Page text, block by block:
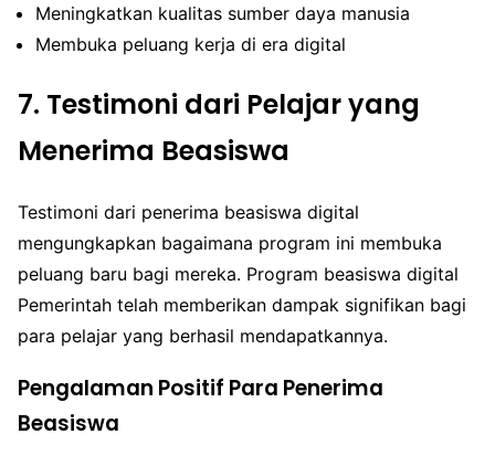
Meningkatkan kualitas sumber daya manusia
Membuka peluang kerja di era digital
7. Testimoni dari Pelajar yang
Menerima Beasiswa
Testimoni dari penerima beasiswa digital
mengungkapkan bagaimana program ini membuka
peluang baru bagi mereka. Program beasiswa digital
Pemerintah telah memberikan dampak signifikan bagi
para pelajar yang berhasil mendapatkannya.
Pengalaman Positif Para Penerima
Beasiswa